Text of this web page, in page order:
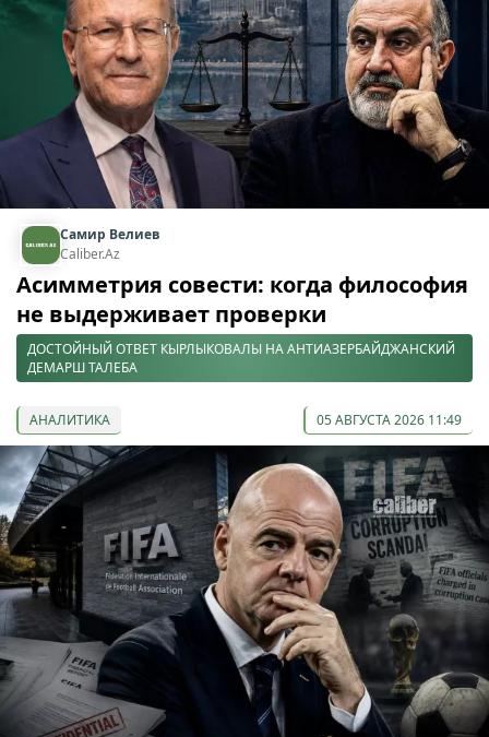
Самир Велиев
Caliber.Az
Асимметрия совести: когда философия
не выдерживает проверки
ДОСТОЙНЫЙ ОТВЕТ КЫРЛЫКОВАЛЫ НА АНТИАЗЕРБАЙДЖАНСКИЙ
ДЕМАРШ ТАЛЕБА
АНАЛИТИКА 05 АВГУСТА 2026 11:49